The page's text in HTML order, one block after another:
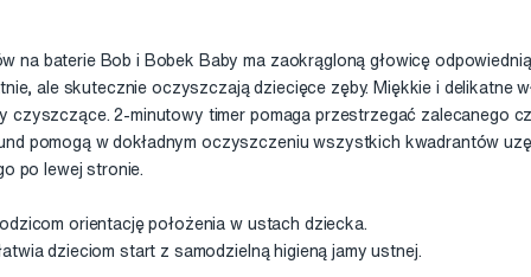
na baterie Bob i Bobek Baby ma zaokrągloną głowicę
ale skutecznie oczyszczają dziecięce zęby. Miękkie i delikatne
czyszczące. 2-minutowy timer pomaga przestrzegać zalecanego
pomogą w dokładnym oczyszczeniu wszystkich kwadrantów
po lewej stronie.
orientację położenia w ustach dziecka.
dzieciom start z samodzielną higieną jamy ustnej.